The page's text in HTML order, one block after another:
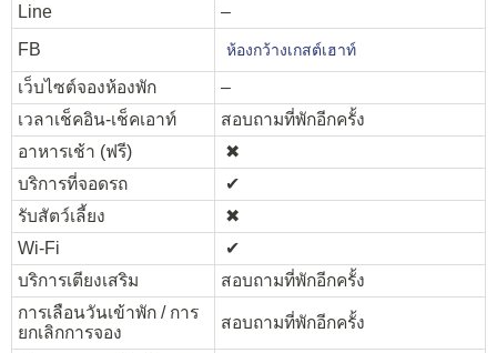
Line
–
FB
ห้องกว้างเกสต์เฮาท์
เว็บไซต์จองห้องพัก
–
เวลาเช็คอิน-เช็คเอาท์
สอบถามที่พักอีกครั้ง
อาหารเช้า (ฟรี)
✖︎
บริการที่จอดรถ
✔︎
รับสัตว์เลี้ยง
✖︎
Wi-Fi
✔︎
บริการเตียงเสริม
สอบถามที่พักอีกครั้ง
การเลือนวันเข้าพัก / การ
ยกเลิกการจอง
สอบถามที่พักอีกครั้ง